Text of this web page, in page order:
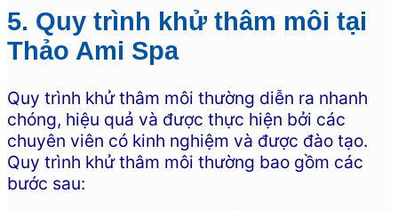
5. Quy trình khử thâm môi tại
Thảo Ami Spa
Quy trình khử thâm môi thường diễn ra nhanh
chóng, hiệu quả và được thực hiện bởi các
chuyên viên có kinh nghiệm và được đào tạo.
Quy trình khử thâm môi thường bao gồm các
bước sau: